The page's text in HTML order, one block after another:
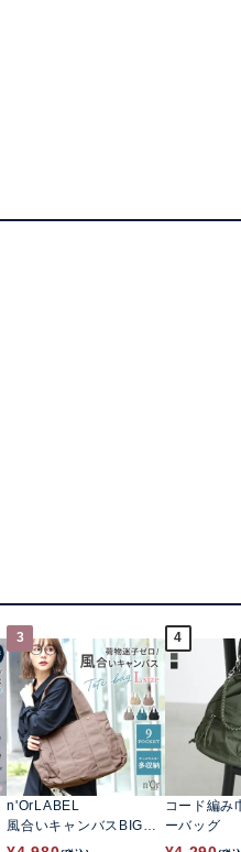
3
n'OrLABEL
風合いキャンバスBIGト
ートバッグ
4
コード編み
ーバッグ